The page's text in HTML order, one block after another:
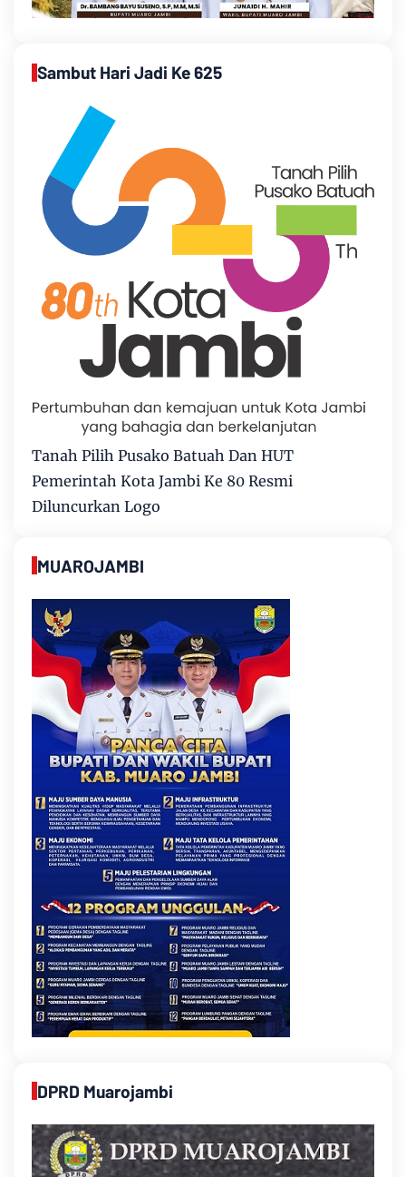
Sambut Hari Jadi Ke 625
Tanah Pilih Pusako Batuah Dan HUT
Pemerintah Kota Jambi Ke 80 Resmi
Diluncurkan Logo
MUAROJAMBI
DPRD Muarojambi